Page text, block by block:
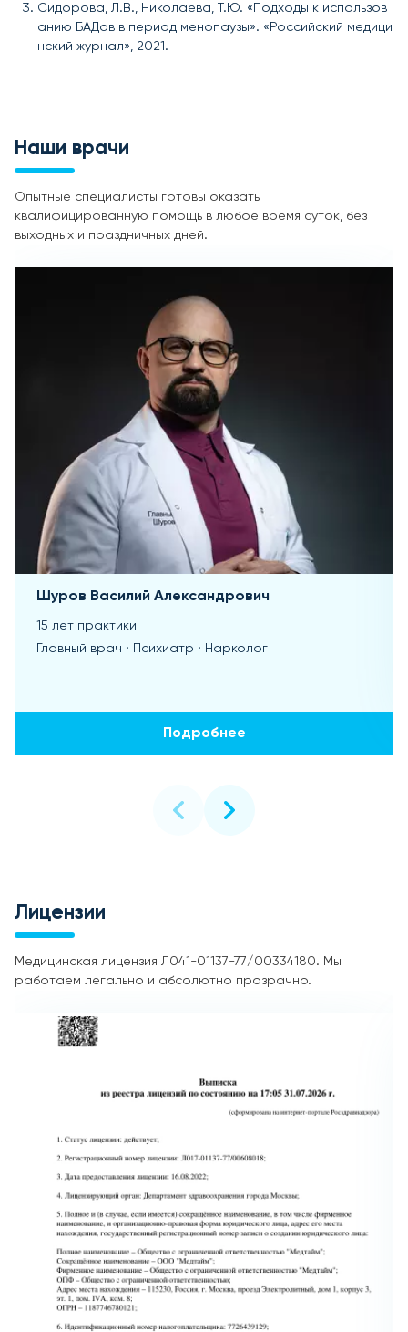
Сидорова, Л.В., Николаева, Т.Ю. «Подходы к использов
анию БАДов в период менопаузы». «Российский медици
нский журнал», 2021.
Наши врачи
Опытные специалисты готовы оказать
квалифицированную помощь в любое время суток, без
выходных и праздничных дней.
Шуров Василий Александрович
15 лет практики
Главный врач · Психиатр · Нарколог
Подробнее
Лицензии
Медицинская лицензия Л041-01137-77/00334180. Мы
работаем легально и абсолютно прозрачно.